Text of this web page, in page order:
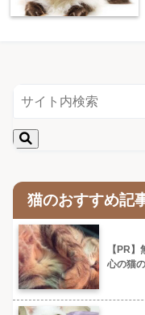
猫のおすすめ記
【PR
心の猫